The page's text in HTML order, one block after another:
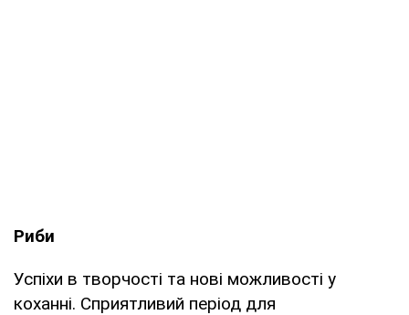
Риби
Успіхи в творчості та нові можливості у
коханні. Сприятливий період для